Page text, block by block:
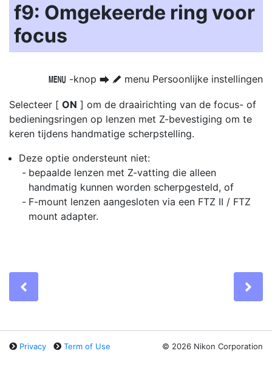
f9: Omgekeerde ring voor
focus
G -knop U A menu Persoonlijke instellingen
Selecteer [ ON ] om de draairichting van de focus- of
bedieningsringen op lenzen met Z-bevestiging om te
keren tijdens handmatige scherpstelling.
Deze optie ondersteunt niet:
bepaalde lenzen met Z-vatting die alleen
handmatig kunnen worden scherpgesteld, of
F-mount lenzen aangesloten via een FTZ II / FTZ
mount adapter.
Privacy Term of Use © 2026 Nikon Corporation